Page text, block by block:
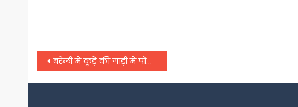
Post
navigation
बरेली में कूड़े की गाड़ी में पोस्टल बैलेट ले जाने पर हटाई गईं एसडीएम,